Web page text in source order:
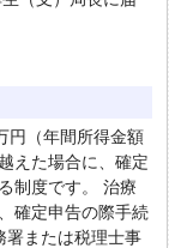
円（年間所得金額
えた場合に、確定
制度です。 治療
確定申告の際手続
署または税理士事